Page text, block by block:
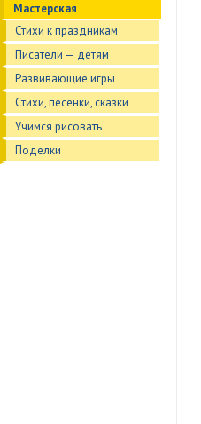
Мастерская
Стихи к праздникам
Писатели — детям
Развивающие игры
Стихи, песенки, сказки
Учимся рисовать
Поделки